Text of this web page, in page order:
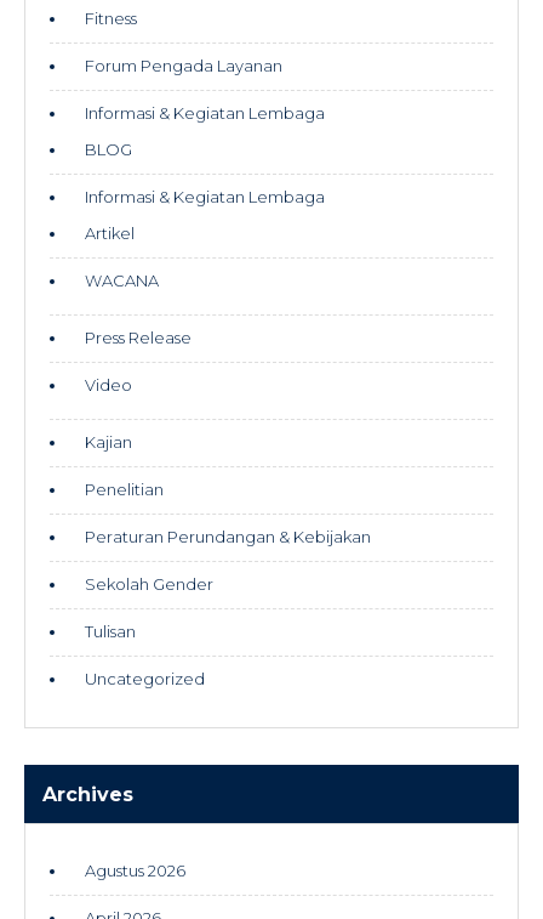
Fitness
Forum Pengada Layanan
Informasi & Kegiatan Lembaga
BLOG
Informasi & Kegiatan Lembaga
Artikel
WACANA
Press Release
Video
Kajian
Penelitian
Peraturan Perundangan & Kebijakan
Sekolah Gender
Tulisan
Uncategorized
Archives
Agustus 2026